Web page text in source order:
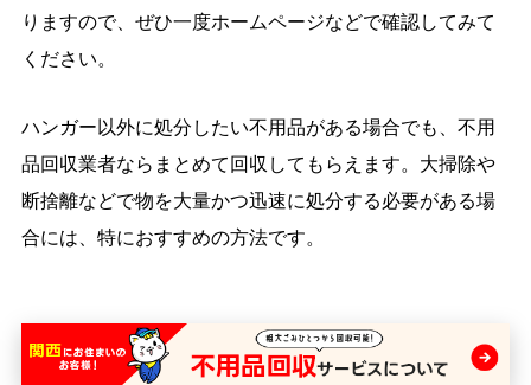
りますので、ぜひ一度ホームページなどで確認してみて
ください。
ハンガー以外に処分したい不用品がある場合でも、不用
品回収業者ならまとめて回収してもらえます。大掃除や
断捨離などで物を大量かつ迅速に処分する必要がある場
合には、特におすすめの方法です。